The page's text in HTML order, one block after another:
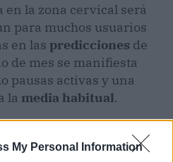
My Personal Information
la zona cervical será
para muchos usuarios
en las predicciones de
de mes se manifiesta
pausas activas y una
la media habitual.
no sea solo una guía
para cuidar el